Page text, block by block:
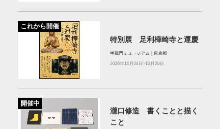
これから開催
特別展 足利樺崎寺と運慶
半蔵門ミュージアム | 東京都
2026年10月24日~12月20日
開催中
瀧口修造 書くことと描く
こと